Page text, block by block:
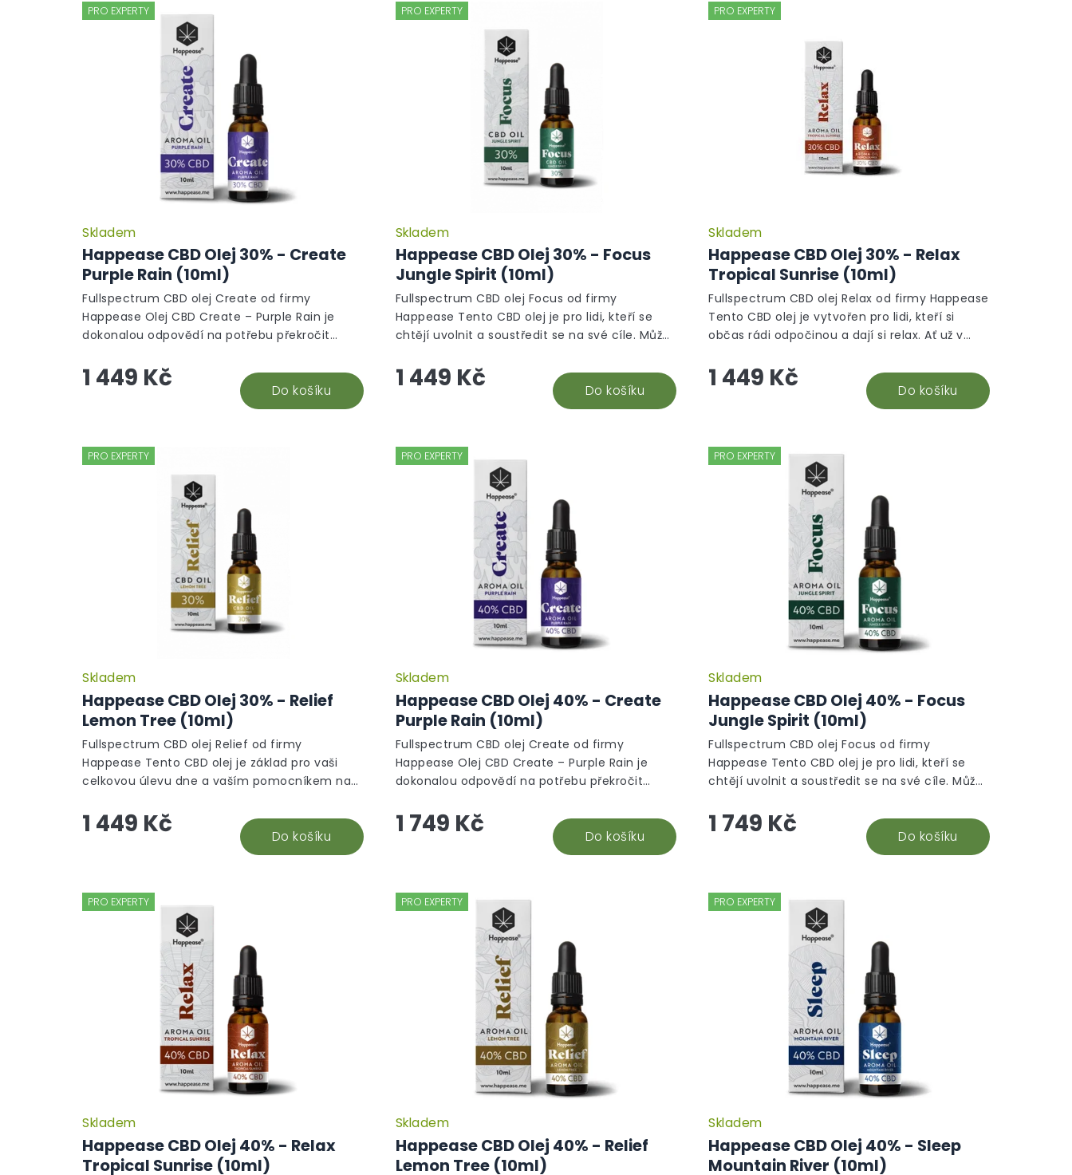
PRO EXPERTY
Happease CBD Olej 30% - Create
Purple Rain (10ml)
Skladem
1 449 Kč Do košíku
Fullspectrum CBD olej Create od firmy
Happease Olej CBD Create – Purple Rain je
dokonalou odpovědí na potřebu překročit
Probuzení...
PRO EXPERTY
Happease CBD Olej 30% - Focus
Jungle Spirit (10ml)
Skladem
1 449 Kč Do košíku
Fullspectrum CBD olej Focus od firmy
Happease Tento CBD olej je pro lidi, kteří se
chtějí uvolnit a soustředit se na své cíle. Může
PRO EXPERTY
Happease CBD Olej 30% - Relax
Tropical Sunrise (10ml)
Skladem
1 449 Kč Do košíku
Fullspectrum CBD olej Relax od firmy Happease
Tento CBD olej je vytvořen pro lidi, kteří si
občas rádi odpočinou a dají si relax. Ať už v
PRO EXPERTY
Happease CBD Olej 30% - Relief
Lemon Tree (10ml)
Skladem
1 449 Kč Do košíku
Fullspectrum CBD olej Relief od firmy
Happease Tento CBD olej je základ pro vaši
celkovou úlevu dne a vaším pomocníkem na
můžete...
PRO EXPERTY
Happease CBD Olej 40% - Create
Purple Rain (10ml)
Skladem
1 749 Kč Do košíku
Fullspectrum CBD olej Create od firmy
Happease Olej CBD Create – Purple Rain je
dokonalou odpovědí na potřebu překročit
Probuzení...
PRO EXPERTY
Happease CBD Olej 40% - Focus
Jungle Spirit (10ml)
Skladem
1 749 Kč Do košíku
Fullspectrum CBD olej Focus od firmy
Happease Tento CBD olej je pro lidi, kteří se
chtějí uvolnit a soustředit se na své cíle. Může
PRO EXPERTY
Happease CBD Olej 40% - Relax
Tropical Sunrise (10ml)
Skladem
PRO EXPERTY
Happease CBD Olej 40% - Relief
Lemon Tree (10ml)
Skladem
PRO EXPERTY
Happease CBD Olej 40% - Sleep
Mountain River (10ml)
Skladem